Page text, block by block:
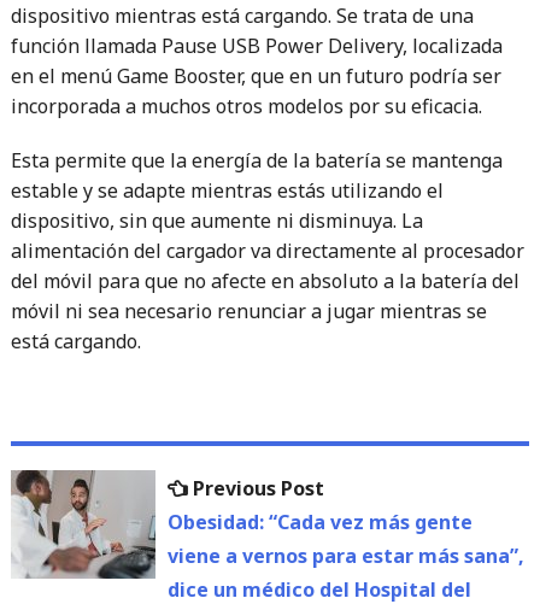
dispositivo mientras está cargando. Se trata de una
función llamada Pause USB Power Delivery, localizada
en el menú Game Booster, que en un futuro podría ser
incorporada a muchos otros modelos por su eficacia.
Esta permite que la energía de la batería se mantenga
estable y se adapte mientras estás utilizando el
dispositivo, sin que aumente ni disminuya. La
alimentación del cargador va directamente al procesador
del móvil para que no afecte en absoluto a la batería del
móvil ni sea necesario renunciar a jugar mientras se
está cargando.
Navegación
de
entradas
Previous PostPrevious
post:
Obesidad: “Cada vez más gente
viene a vernos para estar más sana”,
dice un médico del Hospital del